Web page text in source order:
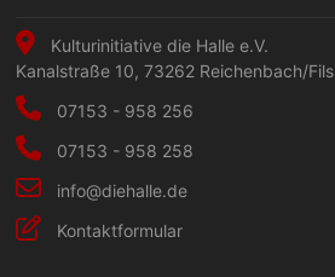
Kulturinitiative die Halle e.V.
Kanalstraße 10,73262 Reichenbach/Fils
07153 - 958 256
07153 - 958 258
info@diehalle.de
Kontaktformular